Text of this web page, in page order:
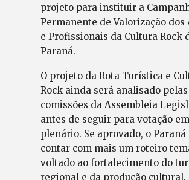
projeto para instituir a
Permanente de Valorização dos
e Profissionais da Cultura Rock
Paraná.
O projeto da Rota Turística e
Rock ainda será analisado pelas
comissões da Assembleia
antes de seguir para votação em
plenário. Se aprovado, o
contar com mais um roteiro
voltado ao fortalecimento do
regional e da produção cultural.